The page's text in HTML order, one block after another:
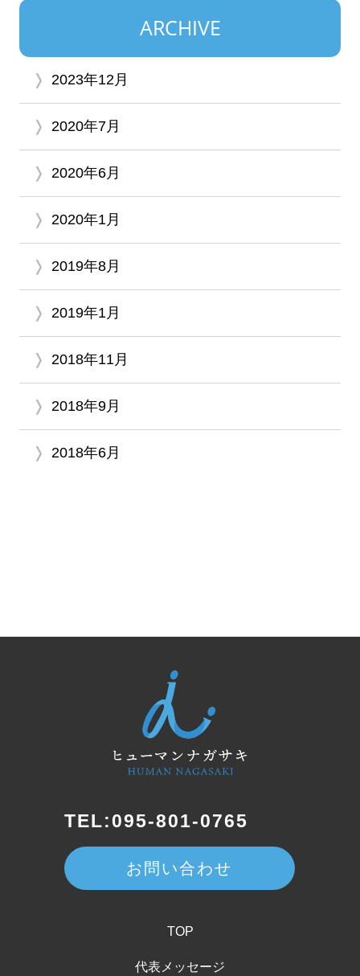
ARCHIVE
2023年12月
2020年7月
2020年6月
2020年1月
2019年8月
2019年1月
2018年11月
2018年9月
2018年6月
TEL:095-801-0765
お問い合わせ
TOP
代表メッセージ